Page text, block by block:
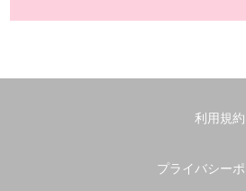
利用規約
プライバシー